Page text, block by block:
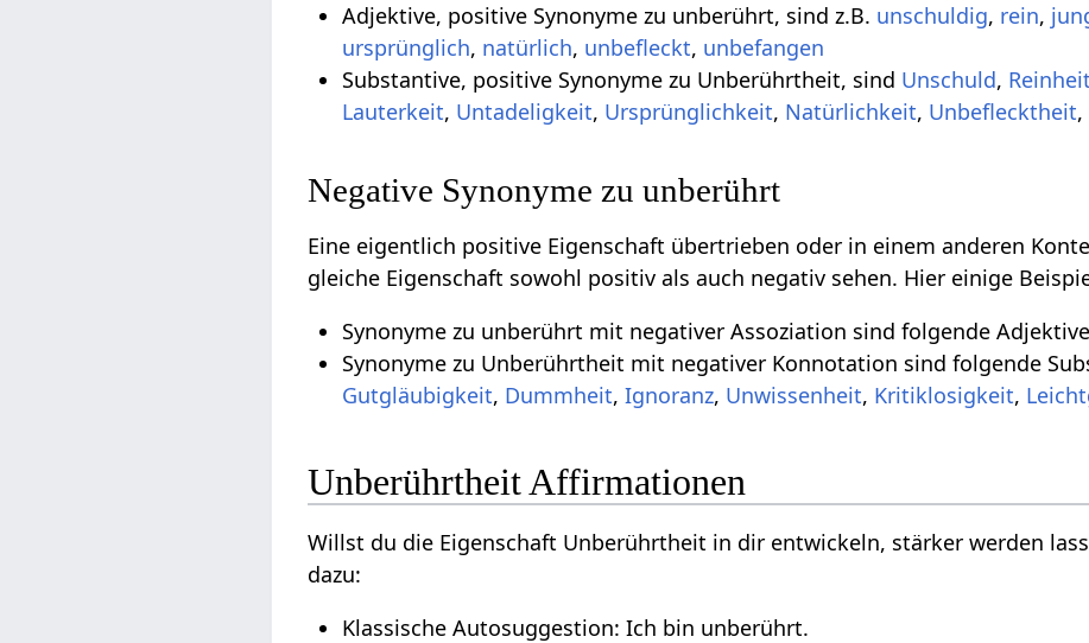
Adjektive, positive Synonyme zu unberührt, sind z.B. unschuldig, rein,
ursprünglich, natürlich, unbefleckt, unbefangen
Substantive, positive Synonyme zu Unberührtheit, sind Unschuld, Reinheit
Lauterkeit, Untadeligkeit, Ursprünglichkeit, Natürlichkeit, Unbeflecktheit,
Negative Synonyme zu unberührt
Eine eigentlich positive Eigenschaft übertrieben oder in einem anderen
gleiche Eigenschaft sowohl positiv als auch negativ sehen. Hier einige
Synonyme zu unberührt mit negativer Assoziation sind folgende
Synonyme zu Unberührtheit mit negativer Konnotation sind folgende
Gutgläubigkeit, Dummheit,Ignoranz, Unwissenheit, Kritiklosigkeit,
Unberührtheit Affirmationen
Willst du die Eigenschaft Unberührtheit in dir entwickeln, stärker werden
dazu:
Klassische Autosuggestion: Ich bin unberührt.